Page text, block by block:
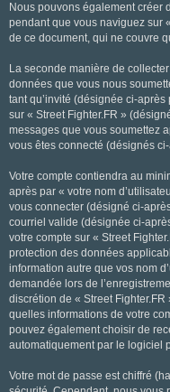
Nous pouvons également créer
pendant que vous naviguez sur
de ce document, qui ne couvre
La seconde manière de
données que vous nous
tant qu’invité (désignée ci-après
sur « Street Fighter.FR »
messages que vous soumettez
vous êtes connecté (désignés
Votre compte contiendra au
après par « votre nom
vous connecter (désigné ci-
courriel valide (désignée ci-
votre compte sur « Street
protection des données
information autre que vos nom
demandée lors de
discrétion de « Street
quelles informations de votre
pouvez également choisir de
automatiquement par le logiciel
Votre mot de passe est chiffré